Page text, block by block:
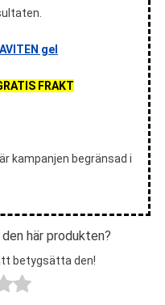
gel
FRAKT
kampanjen begränsad i
här produkten?
betygsätta den!